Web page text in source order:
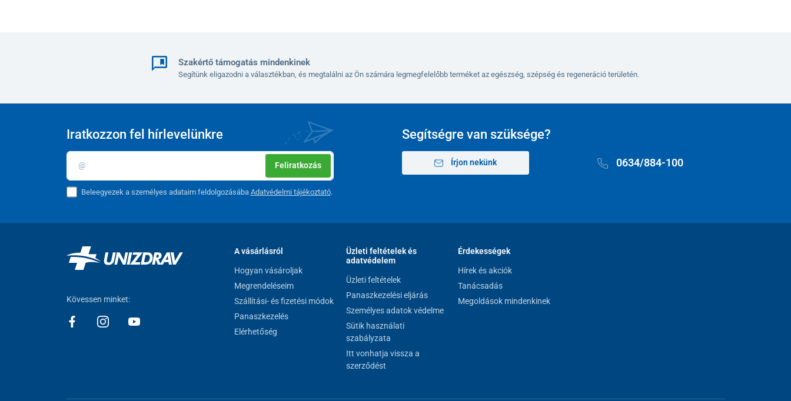
Szakértő támogatás mindenkinek
Segítünk eligazodni a választékban, és megtalálni az Ön számára legmegfelelőbb terméket az egészség, szépség és regeneráció területén.
Segítségre van szüksége?
Írjon nekünk 0634/884-100
Iratkozzon fel hírlevelünkre
Feliratkozás
Beleegyezek a személyes adataim feldolgozásába Adatvédelmi tájékoztató.
Kövessen minket:
A vásárlásról
Hogyan vásároljak
Megrendeléseim
Szállítási- és fizetési módok
Panaszkezelés
Elérhetőség
Üzleti feltételek és
adatvédelem
Üzleti feltételek
Panaszkezelési eljárás
Személyes adatok védelme
Sütik használati
szabályzata
Itt vonhatja vissza a
szerződést
Érdekességek
Hírek és akciók
Tanácsadás
Megoldások mindenkinek